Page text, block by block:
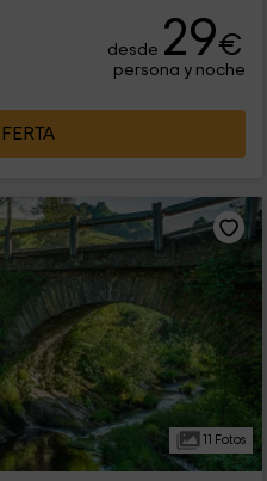
desde 29€
persona y noche
11 Fotos